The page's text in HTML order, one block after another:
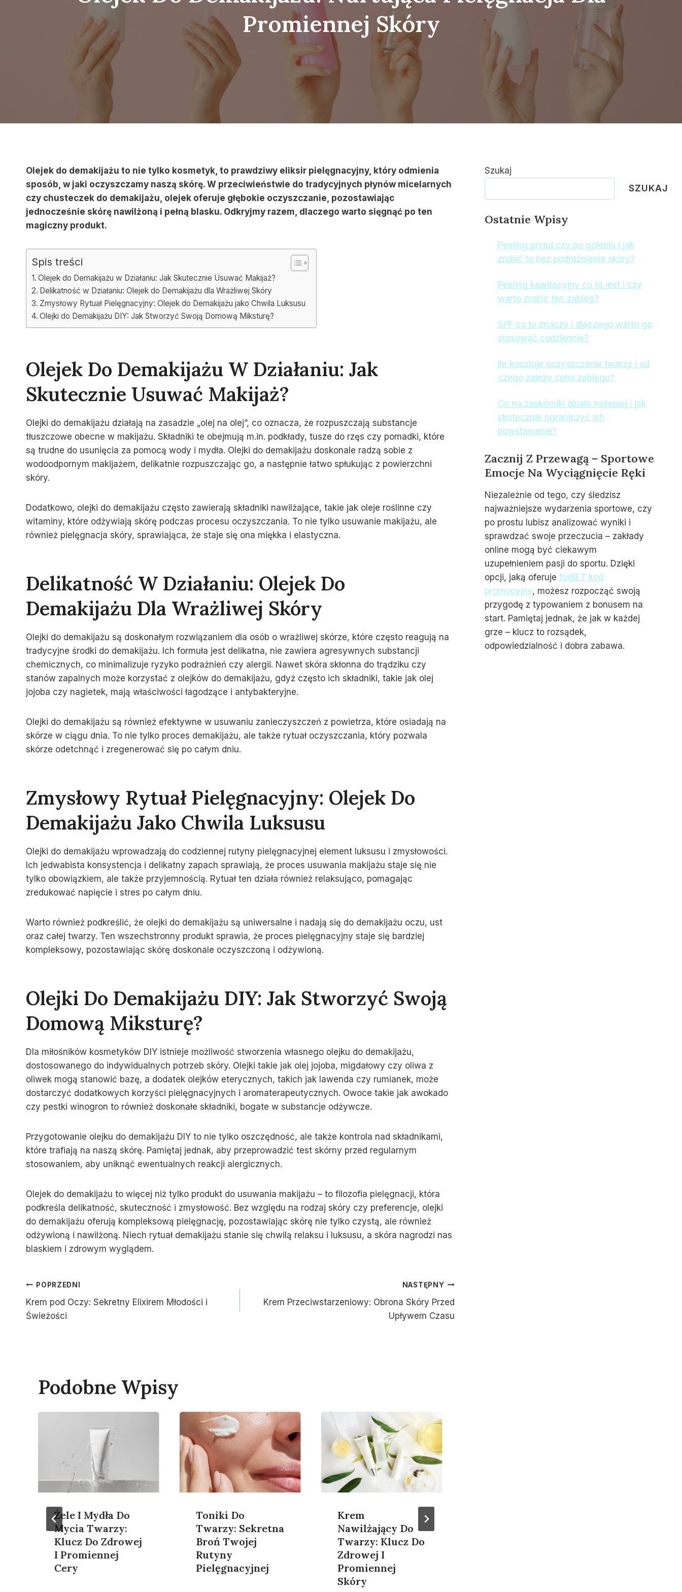
Promiennej Skóry
Olejek do demakijażu to nie tylko kosmetyk, to prawdziwy eliksir pielęgnacyjny, który odmienia
sposób, w jaki oczyszczamy naszą skórę. W przeciwieństwie do tradycyjnych płynów micelarnych
czy chusteczek do demakijażu, olejek oferuje głębokie oczyszczanie, pozostawiając
jednocześnie skórę nawilżoną i pełną blasku. Odkryjmy razem, dlaczego warto sięgnąć po ten
magiczny produkt.
Spis treści
Olejek do Demakijażu w Działaniu: Jak Skutecznie Usuwać Makijaż?
Delikatność w Działaniu: Olejek do Demakijażu dla Wrażliwej Skóry
Zmysłowy Rytuał Pielęgnacyjny: Olejek do Demakijażu jako Chwila Luksusu
Olejki do Demakijażu DIY: Jak Stworzyć Swoją Domową Miksturę?
Olejek Do Demakijażu W Działaniu: Jak
Skutecznie Usuwać Makijaż?
Olejki do demakijażu działają na zasadzie „olej na olej”, co oznacza, że rozpuszczają substancje
tłuszczowe obecne w makijażu. Składniki te obejmują m.in. podkłady, tusze do rzęs czy pomadki, które
są trudne do usunięcia za pomocą wody i mydła. Olejki do demakijażu doskonale radzą sobie z
wodoodpornym makijażem, delikatnie rozpuszczając go, a następnie łatwo spłukując z powierzchni
skóry.
Dodatkowo, olejki do demakijażu często zawierają składniki nawilżające, takie jak oleje roślinne czy
witaminy, które odżywiają skórę podczas procesu oczyszczania. To nie tylko usuwanie makijażu, ale
również pielęgnacja skóry, sprawiająca, że staje się ona miękka i elastyczna.
Delikatność W Działaniu: Olejek Do
Demakijażu Dla Wrażliwej Skóry
Olejki do demakijażu są doskonałym rozwiązaniem dla osób o wrażliwej skórze, które często reagują na
tradycyjne środki do demakijażu. Ich formuła jest delikatna, nie zawiera agresywnych substancji
chemicznych, co minimalizuje ryzyko podrażnień czy alergii. Nawet skóra skłonna do trądziku czy
stanów zapalnych może korzystać z olejków do demakijażu, gdyż często ich składniki, takie jak olej
jojoba czy nagietek, mają właściwości łagodzące i antybakteryjne.
Olejki do demakijażu są również efektywne w usuwaniu zanieczyszczeń z powietrza, które osiadają na
skórze w ciągu dnia. To nie tylko proces demakijażu, ale także rytuał oczyszczania, który pozwala
skórze odetchnąć i zregenerować się po całym dniu.
Zmysłowy Rytuał Pielęgnacyjny: Olejek Do
Demakijażu Jako Chwila Luksusu
Olejki do demakijażu wprowadzają do codziennej rutyny pielęgnacyjnej element luksusu i zmysłowości.
Ich jedwabista konsystencja i delikatny zapach sprawiają, że proces usuwania makijażu staje się nie
tylko obowiązkiem, ale także przyjemnością. Rytuał ten działa również relaksująco, pomagając
zredukować napięcie i stres po całym dniu.
Warto również podkreślić, że olejki do demakijażu są uniwersalne i nadają się do demakijażu oczu, ust
oraz całej twarzy. Ten wszechstronny produkt sprawia, że proces pielęgnacyjny staje się bardziej
kompleksowy, pozostawiając skórę doskonale oczyszczoną i odżywioną.
Olejki Do Demakijażu DIY: Jak Stworzyć Swoją
Domową Miksturę?
Dla miłośników kosmetyków DIY istnieje możliwość stworzenia własnego olejku do demakijażu,
dostosowanego do indywidualnych potrzeb skóry. Olejki takie jak olej jojoba, migdałowy czy oliwa z
oliwek mogą stanowić bazę, a dodatek olejków eterycznych, takich jak lawenda czy rumianek, może
dostarczyć dodatkowych korzyści pielęgnacyjnych i aromaterapeutycznych. Owoce takie jak awokado
czy pestki winogron to również doskonałe składniki, bogate w substancje odżywcze.
Przygotowanie olejku do demakijażu DIY to nie tylko oszczędność, ale także kontrola nad składnikami,
które trafiają na naszą skórę. Pamiętaj jednak, aby przeprowadzić test skórny przed regularnym
stosowaniem, aby uniknąć ewentualnych reakcji alergicznych.
Olejek do demakijażu to więcej niż tylko produkt do usuwania makijażu – to filozofia pielęgnacji, która
podkreśla delikatność, skuteczność i zmysłowość. Bez względu na rodzaj skóry czy preferencje, olejki
do demakijażu oferują kompleksową pielęgnację, pozostawiając skórę nie tylko czystą, ale również
odżywioną i nawilżoną. Niech rytuał demakijażu stanie się chwilą relaksu i luksusu, a skóra nagrodzi nas
blaskiem i zdrowym wyglądem.
Nawigacja
Wpisu
POPRZEDNI
Krem pod Oczy: Sekretny Elixirem Młodości i
Świeżości
NASTĘPNY
Krem Przeciwstarzeniowy: Obrona Skóry Przed
Upływem Czasu
Podobne Wpisy
Żele I Mydła Do
Mycia Twarzy:
Klucz Do Zdrowej
I Promiennej
Cery
Toniki Do
Twarzy: Sekretna
Broń Twojej
Rutyny
Pielęgnacyjnej
Krem
Nawilżający Do
Twarzy: Klucz Do
Zdrowej I
Promiennej
Skóry
Szukaj
SZUKAJ
Ostatnie Wpisy
Peeling przed czy po goleniu i jak
zrobić to bez podrażnienia skóry?
Peeling kawitacyjny co to jest i czy
warto zrobić ten zabieg?
SPF co to znaczy i dlaczego warto go
stosować codziennie?
Ile kosztuje oczyszczanie twarzy i od
czego zależy cena zabiegu?
Co na zaskórniki działa najlepiej i jak
skutecznie ograniczyć ich
powstawanie?
Zacznij Z Przewagą – Sportowe
Emocje Na Wyciągnięcie Ręki
Niezależnie od tego, czy śledzisz
najważniejsze wydarzenia sportowe, czy
po prostu lubisz analizować wyniki i
sprawdzać swoje przeczucia – zakłady
online mogą być ciekawym
uzupełnieniem pasji do sportu. Dzięki
opcji, jaką oferujeforBET kod
promocyjny, możesz rozpocząć swoją
przygodę z typowaniem z bonusem na
start. Pamiętaj jednak, że jak w każdej
grze – klucz to rozsądek,
odpowiedzialność i dobra zabawa.